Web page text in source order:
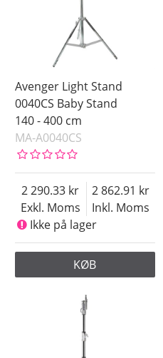
Avenger Light Stand
0040CS Baby Stand
140 - 400 cm
MA-A0040CS
Exkl. Moms
2 290.33
Inkl. Moms
2 862.91
Ikke på lager
KØB